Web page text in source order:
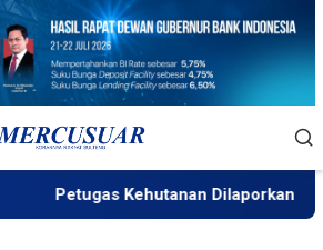
Petugas Kehutanan Dilaporkan Diusir